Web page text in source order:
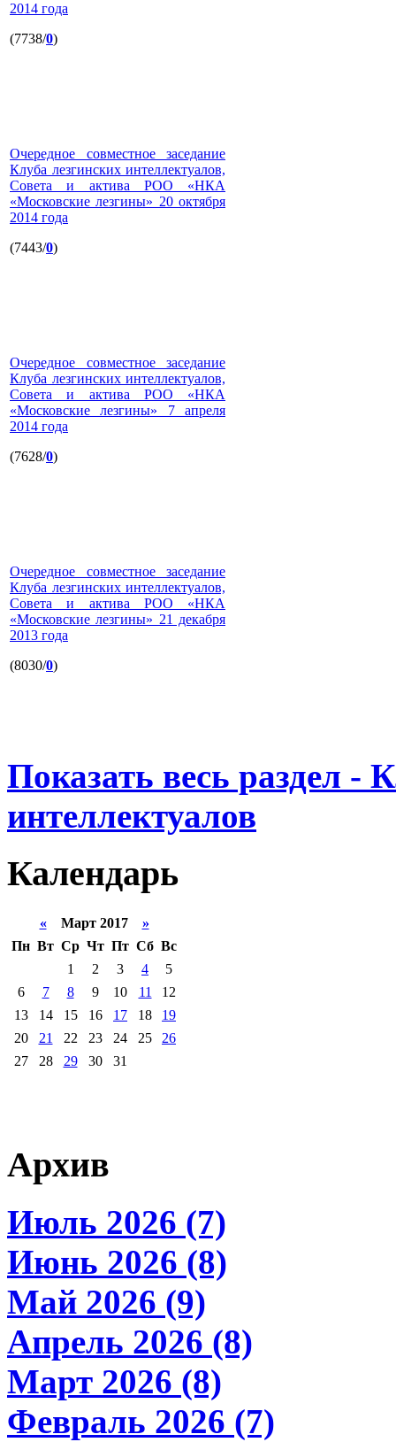
2014 года
(7738/0)
Очередное совместное заседание
Клуба лезгинских интеллектуалов,
Совета и актива РОО «НКА
«Московские лезгины» 20 октября
2014 года
(7443/0)
Очередное совместное заседание
Клуба лезгинских интеллектуалов,
Совета и актива РОО «НКА
«Московские лезгины» 7 апреля
2014 года
(7628/0)
Очередное совместное заседание
Клуба лезгинских интеллектуалов,
Совета и актива РОО «НКА
«Московские лезгины» 21 декабря
2013 года
(8030/0)
Показать весь раздел -
интеллектуалов
Календарь
«Март 2017 »
Пн Вт Ср Чт Пт Сб Вс
1
2 3 4
5
6
7 8 9 10 11
12
13
14 15 16 17 18
19
20
21 22 23 24 25
26
27
28 29 30 31
Архив
Июль 2026 (7)
Июнь 2026 (8)
Май 2026 (9)
Апрель 2026 (8)
Март 2026 (8)
Февраль 2026 (7)